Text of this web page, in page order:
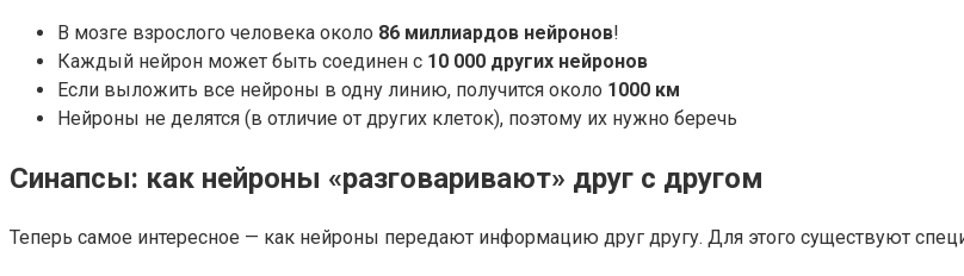
В мозге взрослого человека около 86 миллиардов нейронов!
Каждый нейрон может быть соединен с 10 000 других нейронов
Если выложить все нейроны в одну линию, получится около 1000 км
Нейроны не делятся (в отличие от других клеток), поэтому их нужно беречь
Синапсы: как нейроны «разговаривают» друг с другом
Теперь самое интересное — как нейроны передают информацию друг другу. Для этого существуют